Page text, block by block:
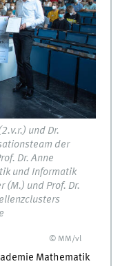
und Dr.
der
Dr. Anne
und Informatik
(M.) und Prof. Dr.
© MM/vl
Mathematik